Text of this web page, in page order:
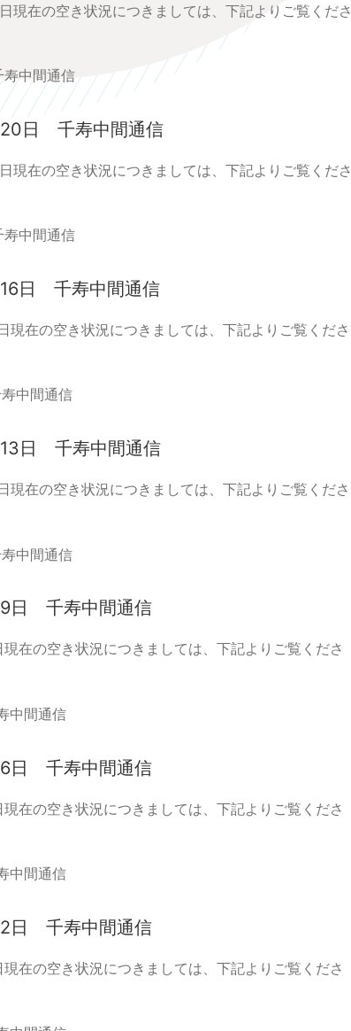
現在の空き状況につきましては、下記よりご覧くださ
中間通信
20日 千寿中間通信
現在の空き状況につきましては、下記よりご覧くださ
中間通信
日 千寿中間通信
現在の空き状況につきましては、下記よりご覧くださ
中間通信
日 千寿中間通信
現在の空き状況につきましては、下記よりご覧くださ
中間通信
日 千寿中間通信
在の空き状況につきましては、下記よりご覧くださ
中間通信
日 千寿中間通信
在の空き状況につきましては、下記よりご覧くださ
中間通信
日 千寿中間通信
在の空き状況につきましては、下記よりご覧くださ